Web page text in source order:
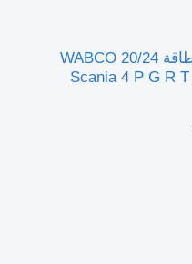
بطاريات المراكم القابلة لتخزين الطاقة WABCO 20/24